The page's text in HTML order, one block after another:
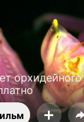
Для
Ввести
Бесплатные каналы